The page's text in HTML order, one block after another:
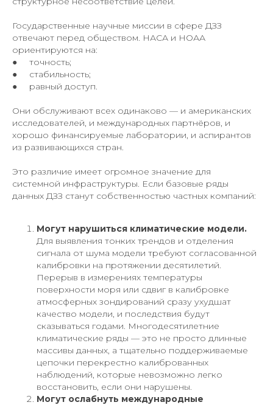
Государственные научные миссии в сфере ДЗЗ
отвечают перед обществом. НАСА и НОАА
ориентируются на:
● точность;
● стабильность;
● равный доступ.
Они обслуживают всех одинаково — и американских
исследователей, и международных партнёров, и
хорошо финансируемые лаборатории, и аспирантов
из развивающихся стран.
Это различие имеет огромное значение для
системной инфраструктуры. Если базовые ряды
данных ДЗЗ станут собственностью частных компаний:
Могут нарушиться климатические модели.
Для выявления тонких трендов и отделения
сигнала от шума модели требуют согласованной
калибровки на протяжении десятилетий.
Перерыв в измерениях температуры
поверхности моря или сдвиг в калибровке
атмосферных зондирований сразу ухудшат
качество модели, и последствия будут
сказываться годами. Многодесятилетние
климатические ряды — это не просто длинные
массивы данных, а тщательно поддерживаемые
цепочки перекрестно калиброванных
наблюдений, которые невозможно легко
восстановить, если они нарушены.
Могут ослабнуть международные